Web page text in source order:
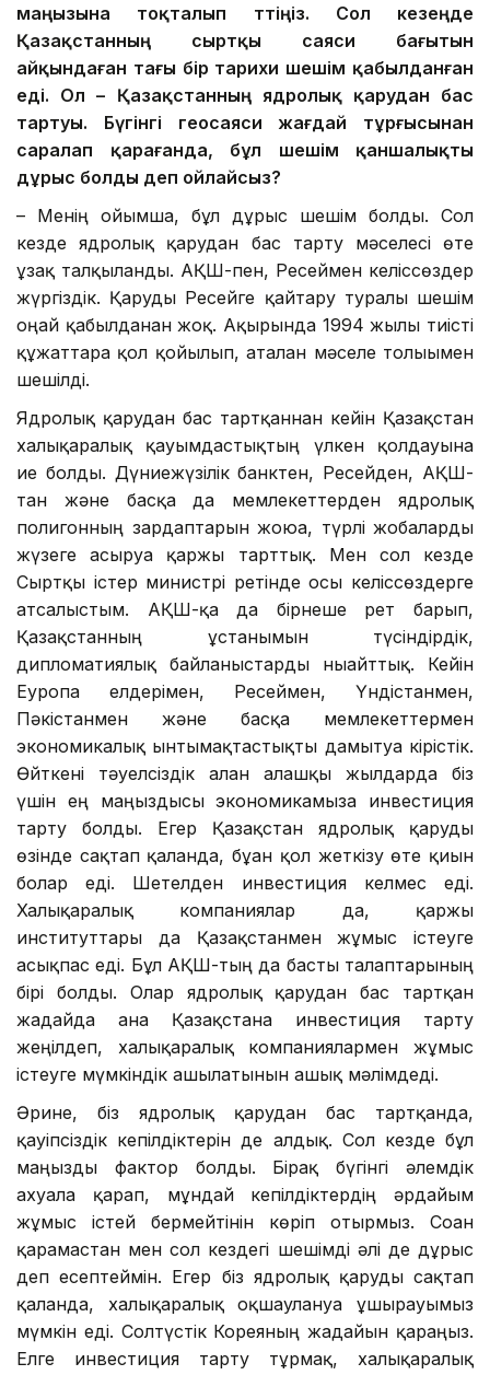
маңызына тоқталып өттіңіз. Сол кезеңде
Қазақстанның сыртқы саяси бағытын
айқындаған тағы бір тарихи шешім қабылданған
еді. Ол– Қазақстанның ядролық қарудан бас
тартуы. Бүгінгі геосаяси жағдай тұрғысынан
саралап қарағанда, бұл шешім қаншалықты
дұрыс болды деп ойлайсыз?
– Менің ойымша, бұл дұрыс шешім болды. Сол
кезде ядролық қарудан бас тарту мәселесі өте
ұзақ талқыланды. АҚШ-пен, Ресеймен келіссөздер
жүргіздік. Қаруды Ресейге қайтару туралы шешім
оңай қабылданған жоқ. Ақырында 1994 жылы тиісті
құжаттарға қол қойылып, аталған мәселе толығымен
шешілді.
Ядролық қарудан бас тартқаннан кейін Қазақстан
халықаралық қауымдастықтың үлкен қолдауына
ие болды. Дүниежүзілік банктен, Ресейден, АҚШ-
тан және басқа да мемлекеттерден ядролық
полигонның зардаптарын жоюға, түрлі жобаларды
жүзеге асыруға қаржы тарттық. Мен сол кезде
Сыртқы істер министрі ретінде осы келіссөздерге
атсалыстым. АҚШ-қа да бірнеше рет барып,
Қазақстанның ұстанымын түсіндірдік,
дипломатиялық байланыстарды нығайттық. Кейін
Еуропа елдерімен, Ресеймен, Үндістанмен,
Пәкістанмен және басқа мемлекеттермен
экономикалық ынтымақтастықты дамытуға кірістік.
Өйткені тәуелсіздік алған алғашқы жылдарда біз
үшін ең маңыздысы экономикамызға инвестиция
тарту болды. Егер Қазақстан ядролық қаруды
өзінде сақтап қалғанда, бұған қол жеткізу өте қиын
болар еді. Шетелден инвестиция келмес еді.
Халықаралық компаниялар да, қаржы
институттары да Қазақстанмен жұмыс істеуге
асықпас еді. Бұл АҚШ-тың да басты талаптарының
бірі болды. Олар ядролық қарудан бас тартқан
жағдайда ғана Қазақстанға инвестиция тарту
жеңілдеп, халықаралық компаниялармен жұмыс
істеуге мүмкіндік ашылатынын ашық мәлімдеді.
Әрине, біз ядролық қарудан бас тартқанда,
қауіпсіздік кепілдіктерін де алдық. Сол кезде бұл
маңызды фактор болды. Бірақ бүгінгі әлемдік
ахуалға қарап, мұндай кепілдіктердің әрдайым
жұмыс істей бермейтінін көріп отырмыз. Соған
қарамастан мен сол кездегі шешімді әлі де дұрыс
деп есептеймін. Егер біз ядролық қаруды сақтап
қалғанда, халықаралық оқшаулануға ұшырауымыз
мүмкін еді. Солтүстік Кореяның жағдайын қараңыз.
Елге инвестиция тарту тұрмақ, халықаралық